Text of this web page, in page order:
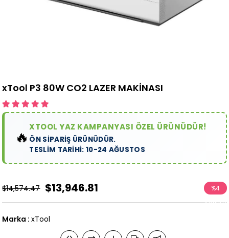
xTool P3 80W CO2 LAZER MAKİNASI
🔥
XTOOL YAZ KAMPANYASI ÖZEL ÜRÜNÜDÜR!
ÖN SİPARİŞ ÜRÜNÜDÜR.
TESLİM TARİHİ: 10-24 AĞUSTOS
$14,574.47 $13,946.81 %4
İndirim
Marka : xTool